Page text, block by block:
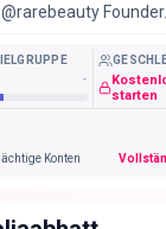
-
starten
Konten